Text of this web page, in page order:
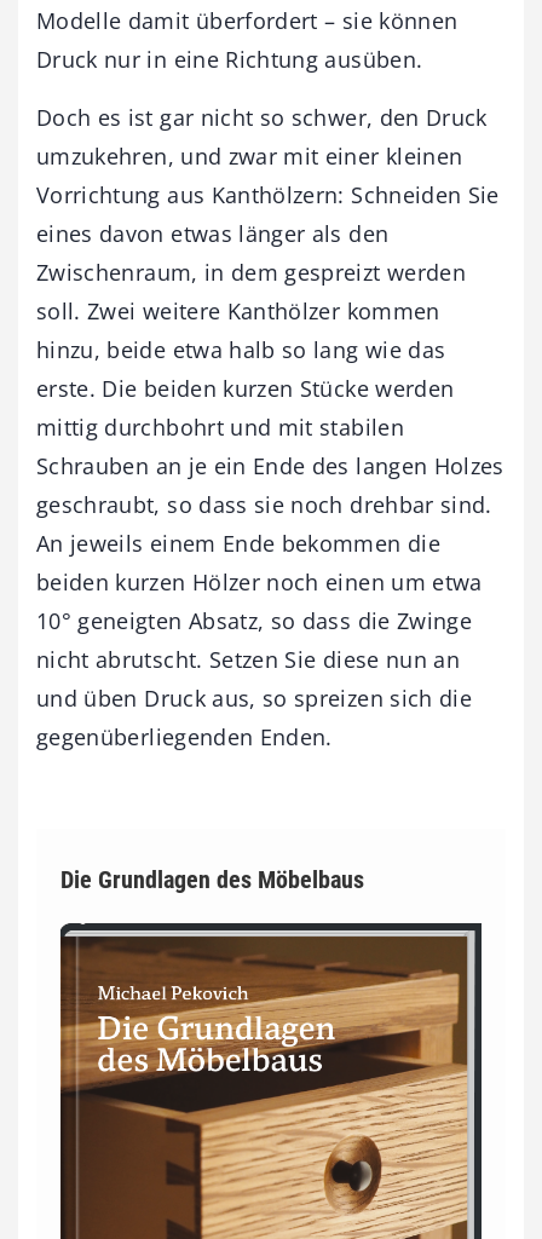
Modelle damit überfordert – sie können
Druck nur in eine Richtung ausüben.
Doch es ist gar nicht so schwer, den Druck
umzukehren, und zwar mit einer kleinen
Vorrichtung aus Kanthölzern: Schneiden Sie
eines davon etwas länger als den
Zwischenraum, in dem gespreizt werden
soll. Zwei weitere Kanthölzer kommen
hinzu, beide etwa halb so lang wie das
erste. Die beiden kurzen Stücke werden
mittig durchbohrt und mit stabilen
Schrauben an je ein Ende des langen Holzes
geschraubt, so dass sie noch drehbar sind.
An jeweils einem Ende bekommen die
beiden kurzen Hölzer noch einen um etwa
10° geneigten Absatz, so dass die Zwinge
nicht abrutscht. Setzen Sie diese nun an
und üben Druck aus, so spreizen sich die
gegenüberliegenden Enden.
Die Grundlagen des Möbelbaus